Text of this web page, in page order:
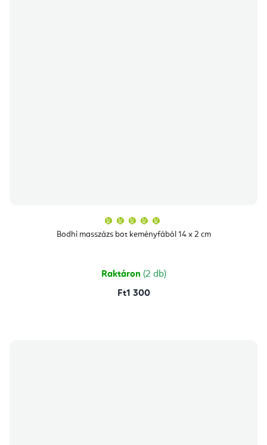
Bodhi masszázs bot keményfából 14 x 2 cm
átlagos
értékelése
csillag.
Raktáron (2 db)
Ft1 300